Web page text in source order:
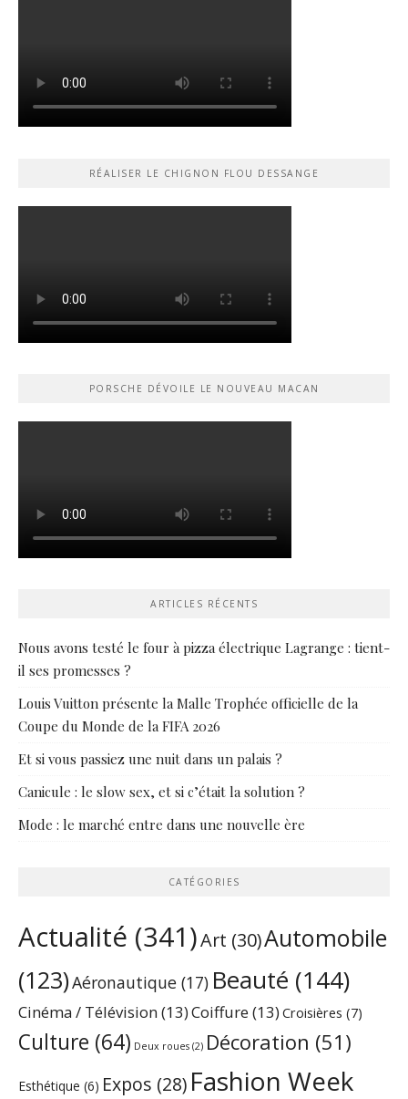
RÉALISER LE CHIGNON FLOU DESSANGE
PORSCHE DÉVOILE LE NOUVEAU MACAN
ARTICLES RÉCENTS
Nous avons testé le four à pizza électrique Lagrange : tient-
il ses promesses ?
Louis Vuitton présente la Malle Trophée officielle de la
Coupe du Monde de la FIFA 2026
Et si vous passiez une nuit dans un palais ?
Canicule : le slow sex, et si c’était la solution ?
Mode : le marché entre dans une nouvelle ère
CATÉGORIES
Actualité (341)Art (30)Automobile
(123)Aéronautique (17) Beauté (144)
Cinéma / Télévision(13)Coiffure(13) Croisières (7)
Culture (64) Deux roues (2) Décoration (51)
Esthétique (6) Expos (28) Fashion Week